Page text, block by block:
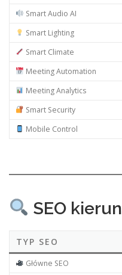
Smart Audio AI
Smart Lighting
Smart Climate
Meeting Automation
Meeting Analytics
Smart Security
Mobile Control
SEO
TYP SEO
Główne SEO